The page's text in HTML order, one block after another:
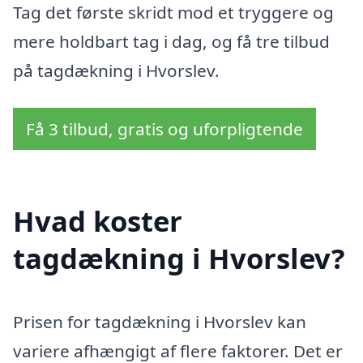
Tag det første skridt mod et tryggere og
mere holdbart tag i dag, og få tre tilbud
på tagdækning i Hvorslev.
Få 3 tilbud, gratis og uforpligtende
Hvad koster
tagdækning i Hvorslev?
Prisen for tagdækning i Hvorslev kan
variere afhængigt af flere faktorer. Det er